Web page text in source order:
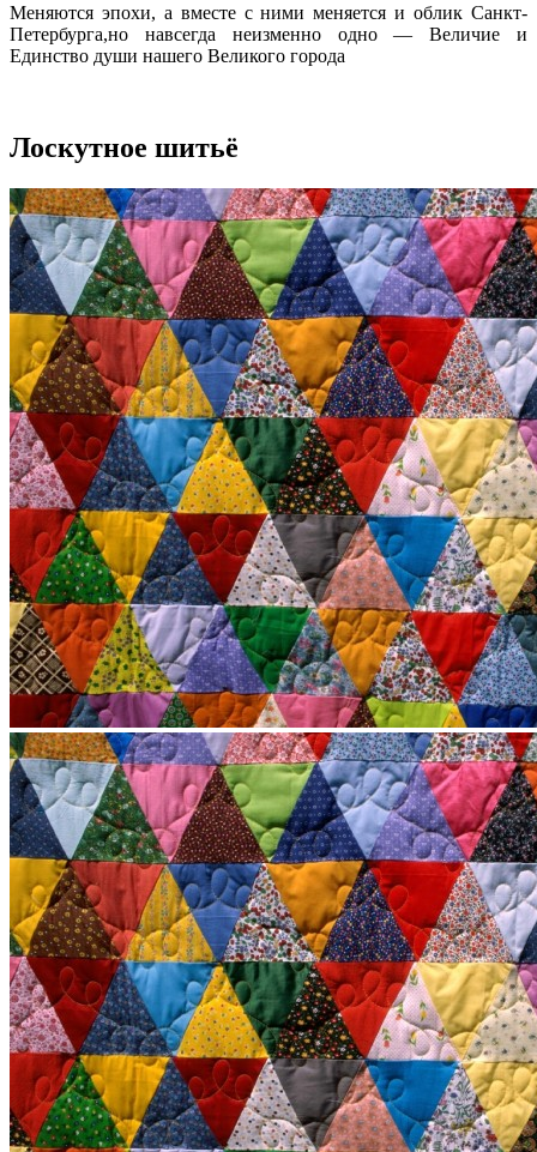
Меняются эпохи, а вместе с ними меняется и облик Санкт-
Петербурга,но навсегда неизменно одно — Величие и
Единство души нашего Великого города
Лоскутное шитьё